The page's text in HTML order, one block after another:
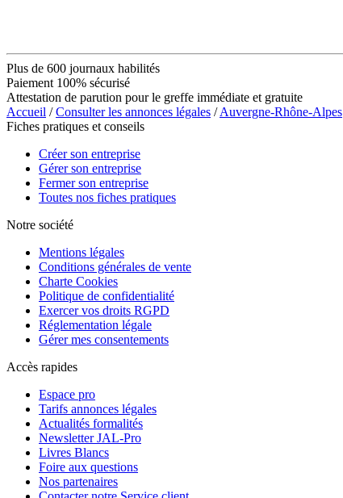
Plus de 600 journaux habilités
Paiement 100% sécurisé
Attestation de parution pour le greffe immédiate et gratuite
Accueil /Consulter les annonces légales /Auvergne-Rhône-Alpes
Fiches pratiques et conseils
Créer son entreprise
Gérer son entreprise
Fermer son entreprise
Toutes nos fiches pratiques
Notre société
Mentions légales
Conditions générales de vente
Charte Cookies
Politique de confidentialité
Exercer vos droits RGPD
Réglementation légale
Gérer mes consentements
Accès rapides
Espace pro
Tarifs annonces légales
Actualités formalités
Newsletter JAL-Pro
Livres Blancs
Foire aux questions
Nos partenaires